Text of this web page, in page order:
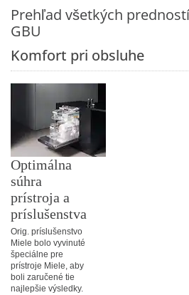
Prehľad všetkých
GBU
Komfort pri obsluhe
Optimálna
súhra
prístroja a
príslušenstva
Orig. príslušenstvo
Miele bolo vyvinuté
špeciálne pre
prístroje Miele, aby
boli zaručené tie
najlepšie výsledky.